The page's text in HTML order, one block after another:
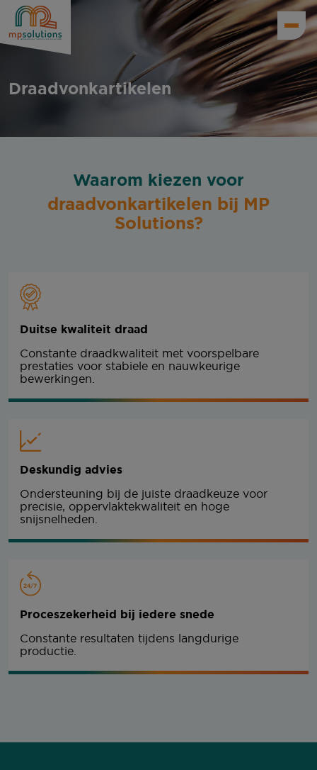
Draadvonkartikelen
Waarom kiezen voor
draadvonkartikelen bij MP
Solutions?
Duitse kwaliteit draad
Constante draadkwaliteit met voorspelbare
prestaties voor stabiele en nauwkeurige
bewerkingen.
Deskundig advies
Ondersteuning bij de juiste draadkeuze voor
precisie, oppervlaktekwaliteit en hoge
snijsnelheden.
Proceszekerheid bij iedere snede
Constante resultaten tijdens langdurige
productie.